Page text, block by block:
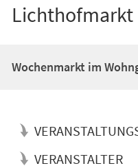
Lichthofmarkt
Wochenmarkt im
VERANSTALTER